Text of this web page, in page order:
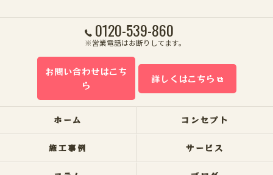
0120-539-860
※営業電話はお断りしてます。
お問い合わせはこち
ら
詳しくはこちら
ホーム コンセプト
施工事例 サービス